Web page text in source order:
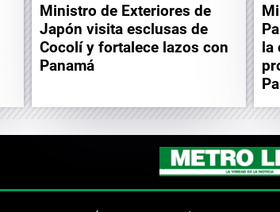
Ministro de Exteriores de
Japón visita esclusas de
Cocolí y fortalece lazos con
Panamá
la